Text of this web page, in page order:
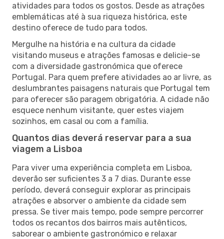
atividades para todos os gostos. Desde as atrações
emblemáticas até à sua riqueza histórica, este
destino oferece de tudo para todos.
Mergulhe na história e na cultura da cidade
visitando museus e atrações famosas e delicie-se
com a diversidade gastronómica que oferece
Portugal. Para quem prefere atividades ao ar livre, as
deslumbrantes paisagens naturais que Portugal tem
para oferecer são paragem obrigatória. A cidade não
esquece nenhum visitante, quer estes viajem
sozinhos, em casal ou com a família.
Quantos dias deverá reservar para a sua
viagem a Lisboa
Para viver uma experiência completa em Lisboa,
deverão ser suficientes 3 a 7 dias. Durante esse
período, deverá conseguir explorar as principais
atrações e absorver o ambiente da cidade sem
pressa. Se tiver mais tempo, pode sempre percorrer
todos os recantos dos bairros mais autênticos,
saborear o ambiente gastronómico e relaxar